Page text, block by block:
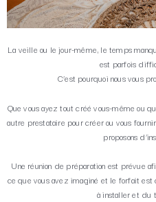
La veille ou le jour-même, le temps
est parfois
C’est pourquoi nous vous
Que vous ayez tout créé vous-même ou
autre prestataire pour créer ou vous
proposons
Une réunion de préparation est prévue
ce que vous avez imaginé et le forfait est
à installer et du